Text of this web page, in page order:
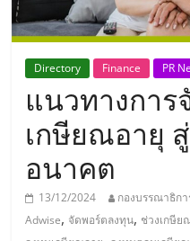
รวม
ธุรกิจ
เอ
ส
เอ็
Directory Finance PR
แนวทางกา
เกษียณอายุ
อนาคต
13/12/2024 กองบรรณาธิก
Adwise, จัดพอร์ตลงทุน, ช่วงเกษีย